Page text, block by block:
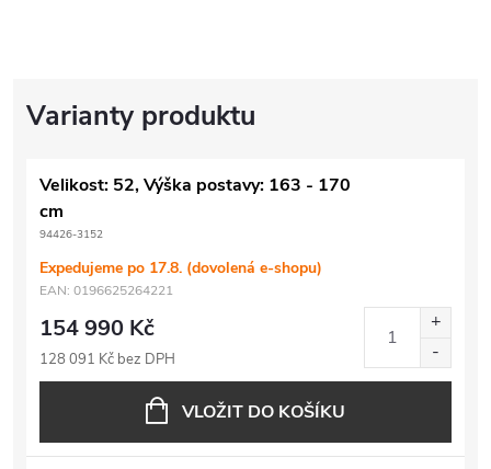
Velikost: 52, Výška postavy: 163 - 170
cm
94426-3152
Expedujeme po 17.8. (dovolená e-shopu)
EAN: 0196625264221
154 990 Kč
128 091 Kč bez DPH
VLOŽIT DO KOŠÍKU